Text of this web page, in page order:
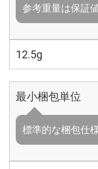
参考重量は保証
12.5g
最小梱包単位
標準的な梱包仕